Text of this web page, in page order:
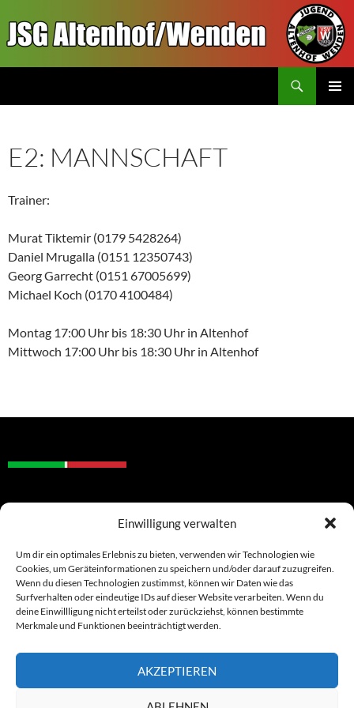
Einwilligung verwalten
Um dir ein optimales Erlebnis zu bieten, verwenden wir Technologien wie
Cookies, um Geräteinformationen zu speichern und/oder darauf zuzugreifen.
Wenn du diesen Technologien zustimmst, können wir Daten wie das
Surfverhalten oder eindeutige IDs auf dieser Website verarbeiten. Wenn du
deine Einwillligung nicht erteilst oder zurückziehst, können bestimmte
Merkmale und Funktionen beeinträchtigt werden.
AKZEPTIEREN
Inhalt
springen
E2: MANNSCHAFT
Trainer:
Murat Tiktemir (0179 5428264)
Daniel Mrugalla (0151 12350743)
Georg Garrecht (0151 67005699)
Michael Koch (0170 4100484)
Montag 17:00 Uhr bis 18:30 Uhr in Altenhof
Mittwoch 17:00 Uhr bis 18:30 Uhr in Altenhof